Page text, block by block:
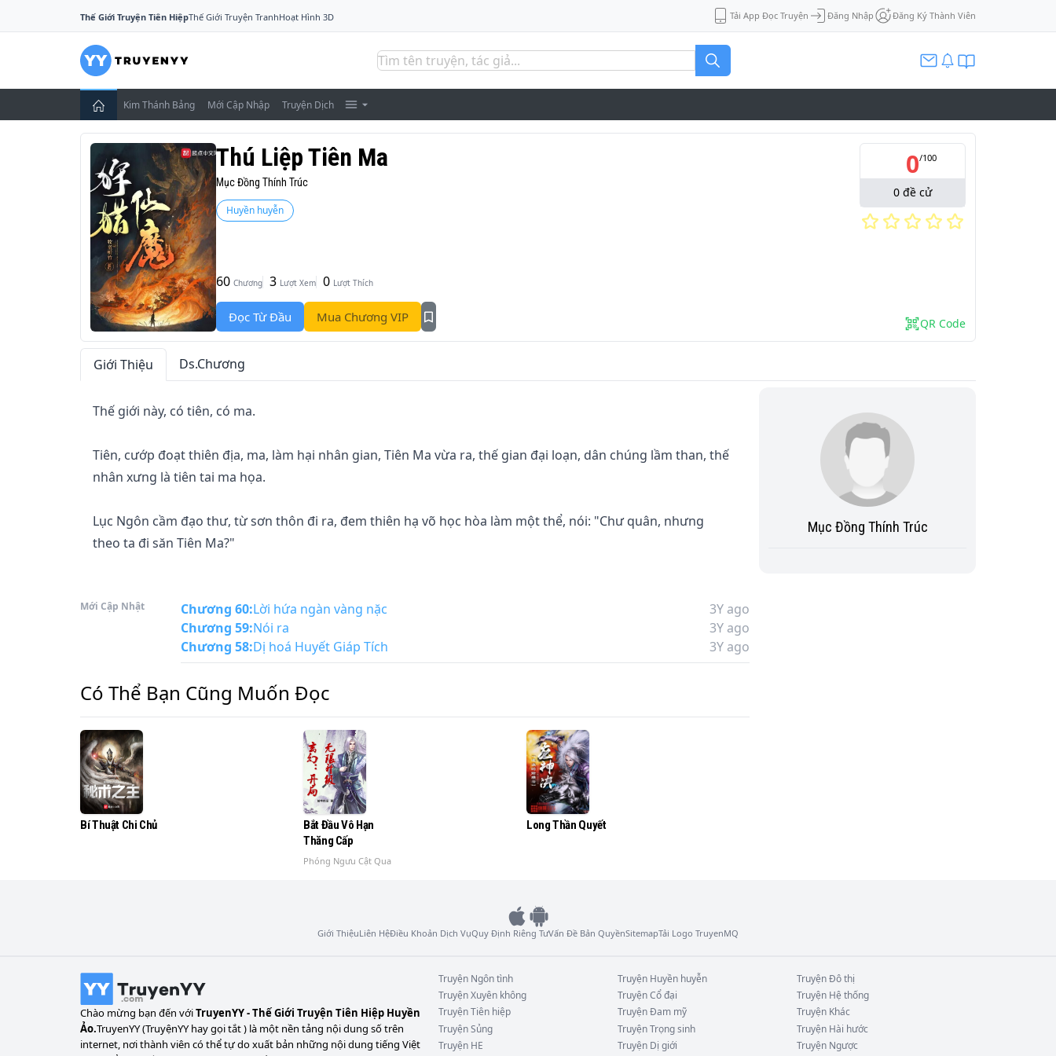
Thế Giới Truyện Tiên HiệpThế Giới Truyện TranhHoạt Hình 3D Tải App Đọc Truyện Đăng Nhập Đăng Ký Thành Viên
Kim Thánh Bảng Mới Cập Nhập Truyện Dịch
Thú Liệp Tiên Ma
Mục Đồng Thính Trúc
Huyền huyễn
60 Chương 3 Lượt Xem 0 Lượt Thích
Đọc Từ Đầu Mua Chương VIP
0/100
0 đề cử
QR Code
Giới Thiệu Ds.Chương
Thế giới này, có tiên, có ma.
Tiên, cướp đoạt thiên địa, ma, làm hại nhân gian, Tiên Ma vừa ra, thế gian đại loạn, dân chúng lầm than, thế
nhân xưng là tiên tai ma họa.
Lục Ngôn cầm đạo thư, từ sơn thôn đi ra, đem thiên hạ võ học hòa làm một thể, nói: "Chư quân, nhưng
theo ta đi săn Tiên Ma?"
Mới Cập Nhật Chương 60:Lời hứa ngàn vàng nặc
3Y ago
Chương 59:Nói ra
3Y ago
Chương 58:Dị hoá Huyết Giáp Tích 3Y ago
Có Thể Bạn Cũng Muốn Đọc
Bí Thuật Chi Chủ
Bắt Đầu Vô Hạn
Thăng Cấp
Phóng Ngưu Cật Qua
Long Thần Quyết
Mục Đồng Thính Trúc
Giới ThiệuLiên HệĐiều Khoản Dịch VụQuy Định Riêng TưVấn Đề Bản QuyềnSitemapTải Logo TruyenMQ
Chào mừng bạn đến vớiTruyenYY - Thế Giới Truyện Tiên Hiệp Huyền
Ảo.TruyenYY (TruyệnYY hay gọi tắt ) là một nền tảng nội dung số trên
internet, nơi thành viên có thể tự do xuất bản những nội dung tiếng Việt
Truyện Ngôn tình Truyện Huyền huyễn TruyệnĐô thị
TruyệnXuyên không TruyệnCổ đại Truyện Hệ thống
TruyệnTiên hiệp TruyệnĐam mỹ Truyện Khác
TruyệnSủng TruyệnTrọng sinh Truyện Hài hước
Truyện HE Truyện Dị giới Truyện Ngược